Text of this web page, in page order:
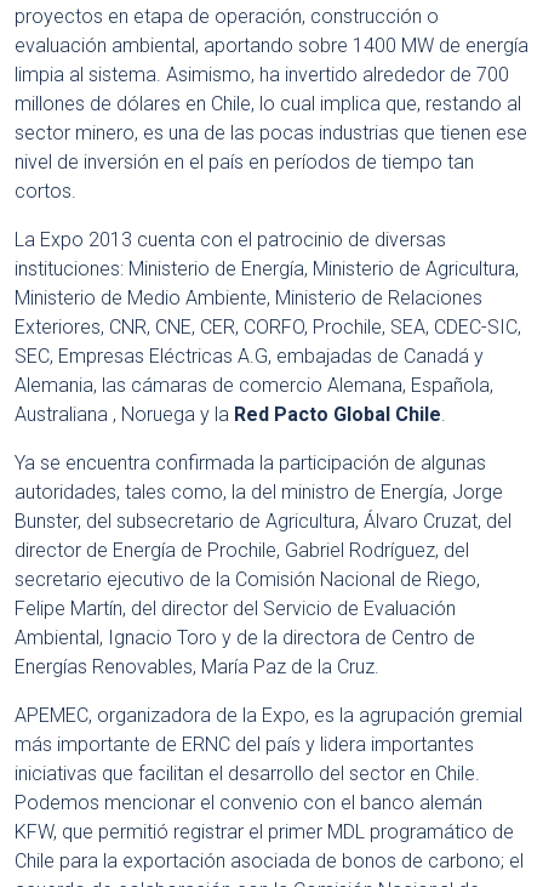
proyectos en etapa de operación, construcción o
evaluación ambiental, aportando sobre 1400 MW de energía
limpia al sistema. Asimismo, ha invertido alrededor de 700
millones de dólares en Chile, lo cual implica que, restando al
sector minero, es una de las pocas industrias que tienen ese
nivel de inversión en el país en períodos de tiempo tan
cortos.
La Expo 2013 cuenta con el patrocinio de diversas
instituciones: Ministerio de Energía, Ministerio de Agricultura,
Ministerio de Medio Ambiente, Ministerio de Relaciones
Exteriores, CNR, CNE, CER, CORFO, Prochile, SEA, CDEC-SIC,
SEC, Empresas Eléctricas A.G, embajadas de Canadá y
Alemania, las cámaras de comercio Alemana, Española,
Australiana , Noruega y la Red Pacto Global Chile.
Ya se encuentra confirmada la participación de algunas
autoridades, tales como, la del ministro de Energía, Jorge
Bunster, del subsecretario de Agricultura, Álvaro Cruzat, del
director de Energía de Prochile, Gabriel Rodríguez, del
secretario ejecutivo de la Comisión Nacional de Riego,
Felipe Martín, del director del Servicio de Evaluación
Ambiental, Ignacio Toro y de la directora de Centro de
Energías Renovables, María Paz de la Cruz.
APEMEC, organizadora de la Expo, es la agrupación gremial
más importante de ERNC del país y lidera importantes
iniciativas que facilitan el desarrollo del sector en Chile.
Podemos mencionar el convenio con el banco alemán
KFW, que permitió registrar el primer MDL programático de
Chile para la exportación asociada de bonos de carbono; el